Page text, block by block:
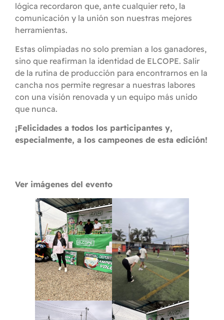
lógica recordaron que, ante cualquier reto, la
comunicación y la unión son nuestras mejores
herramientas.
Estas olimpiadas no solo premian a los ganadores,
sino que reafirman la identidad de ELCOPE. Salir
de la rutina de producción para encontrarnos en la
cancha nos permite regresar a nuestras labores
con una visión renovada y un equipo más unido
que nunca.
¡Felicidades a todos los participantes y,
especialmente, a los campeones de esta edición!
Ver imágenes del evento